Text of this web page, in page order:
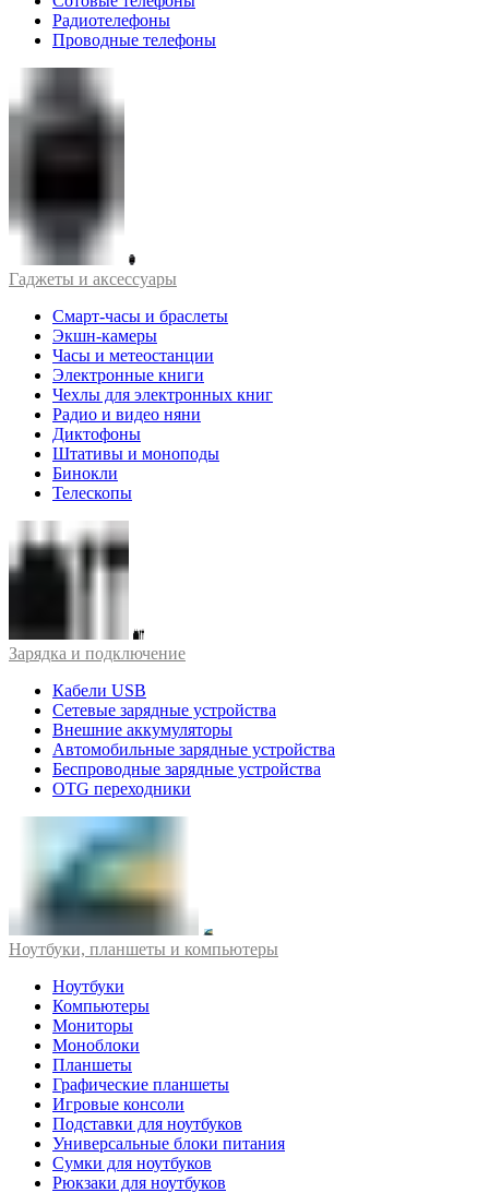
Радиотелефоны
Проводные телефоны
Гаджеты и аксессуары
Смарт-часы и браслеты
Экшн-камеры
Часы и метеостанции
Электронные книги
Чехлы для электронных книг
Радио и видео няни
Диктофоны
Штативы и моноподы
Бинокли
Телескопы
Зарядка и подключение
Кабели USB
Сетевые зарядные устройства
Внешние аккумуляторы
Автомобильные зарядные устройства
Беспроводные зарядные устройства
OTG переходники
Ноутбуки, планшеты и компьютеры
Ноутбуки
Компьютеры
Мониторы
Моноблоки
Планшеты
Графические планшеты
Игровые консоли
Подставки для ноутбуков
Универсальные блоки питания
Сумки для ноутбуков
Рюкзаки для ноутбуков